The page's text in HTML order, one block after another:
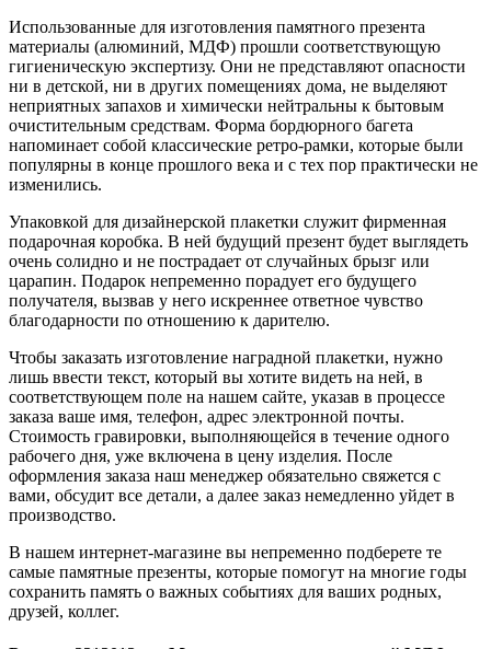
Использованные для изготовления памятного презента
материалы (алюминий, МДФ) прошли соответствующую
гигиеническую экспертизу. Они не представляют опасности
ни в детской, ни в других помещениях дома, не выделяют
неприятных запахов и химически нейтральны к бытовым
очистительным средствам. Форма бордюрного багета
напоминает собой классические ретро-рамки, которые были
популярны в конце прошлого века и с тех пор практически не
изменились.
Упаковкой для дизайнерской плакетки служит фирменная
подарочная коробка. В ней будущий презент будет выглядеть
очень солидно и не пострадает от случайных брызг или
царапин. Подарок непременно порадует его будущего
получателя, вызвав у него искреннее ответное чувство
благодарности по отношению к дарителю.
Чтобы заказать изготовление наградной плакетки, нужно
лишь ввести текст, который вы хотите видеть на ней, в
соответствующем поле на нашем сайте, указав в процессе
заказа ваше имя, телефон, адрес электронной почты.
Стоимость гравировки, выполняющейся в течение одного
рабочего дня, уже включена в цену изделия. После
оформления заказа наш менеджер обязательно свяжется с
вами, обсудит все детали, а далее заказ немедленно уйдет в
производство.
В нашем интернет-магазине вы непременно подберете те
самые памятные презенты, которые помогут на многие годы
сохранить память о важных событиях для ваших родных,
друзей, коллег.